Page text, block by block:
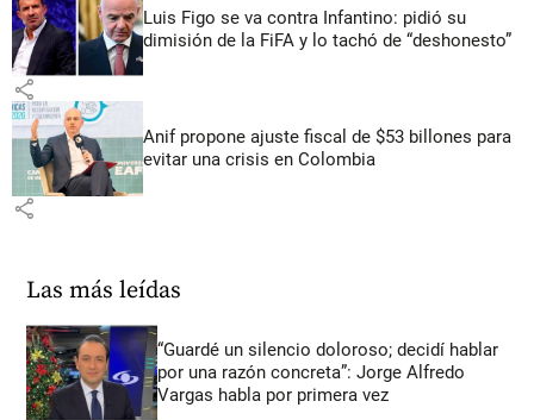
Luis Figo se va contra Infantino: pidió su
dimisión de la FiFA y lo tachó de “deshonesto”
share
Anif propone ajuste fiscal de $53 billones para
evitar una crisis en Colombia
share
Las más leídas
“Guardé un silencio doloroso; decidí hablar
por una razón concreta”: Jorge Alfredo
Vargas habla por primera vez